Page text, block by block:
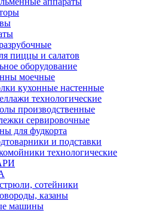
пиццы и салатов
оборудование
моечные
кухонные настенные
технологические
производственные
сервировочные
для фудкорта
и подставки
технологические
сотейники
казаны
машины